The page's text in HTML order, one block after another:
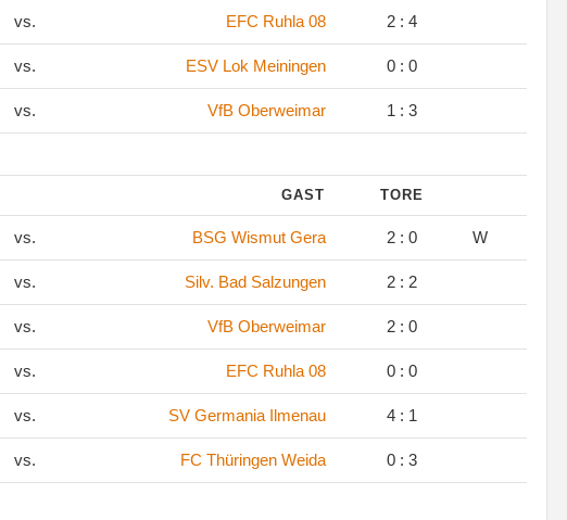
vs. EFC Ruhla 08 2 : 4
vs. ESV Lok Meiningen 0 : 0
vs. VfB Oberweimar 1 : 3
GAST TORE
vs. BSG Wismut Gera 2 : 0 W
vs. Silv. Bad Salzungen 2 : 2
vs. VfB Oberweimar 2 : 0
vs. EFC Ruhla 08 0 : 0
vs. SV Germania Ilmenau 4 : 1
vs. FC Thüringen Weida 0 : 3